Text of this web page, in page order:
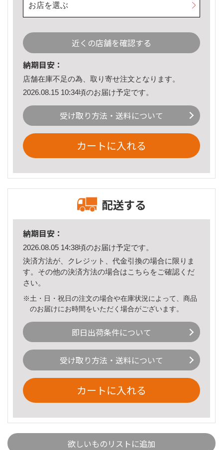
お店を選ぶ
近くの店舗を確認する
納期目安：
店舗在庫不足の為、取り寄せ注文となります。
2026.08.15 10:34頃のお届け予定です。
受け取り方法・送料について
カートに入れる
配送する
納期目安：
2026.08.05 14:38頃のお届け予定です。
決済方法が、クレジット、代金引換の場合に限りま
す。その他の決済方法の場合はこちら をご確認くだ
さい。
※土・日・祝日の注文の場合や在庫状況によって、商品
のお届けにお時間をいただく場合がございます。
即日出荷条件について
受け取り方法・送料について
カートに入れる
欲しいものリストに追加